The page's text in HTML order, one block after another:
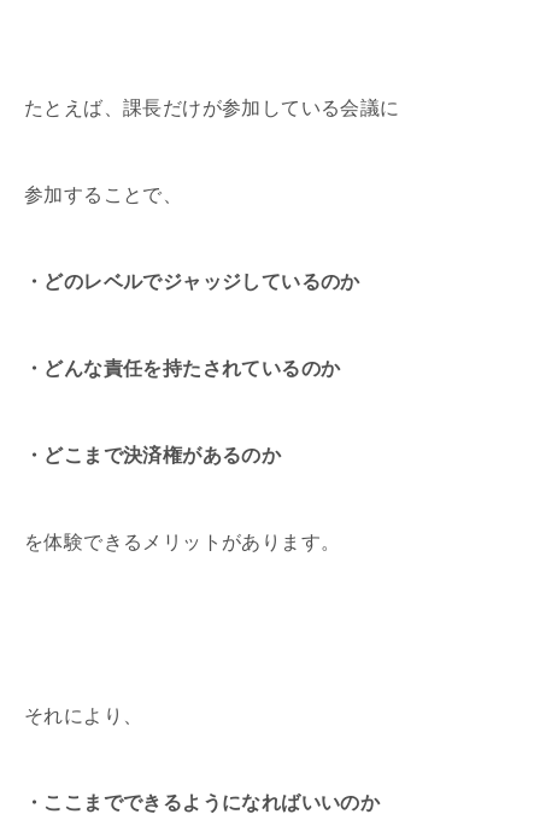
たとえば、課長だけが参加している会議に
参加することで、
・どのレベルでジャッジしているのか
・どんな責任を持たされているのか
・どこまで決済権があるのか
を体験できるメリットがあります。
それにより、
・ここまでできるようになればいいのか